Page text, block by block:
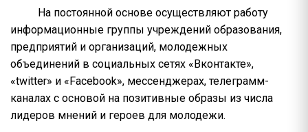
На постоянной основе осуществляют работу
информационные группы учреждений образования,
предприятий и организаций, молодежных
объединений в социальных сетях «Вконтакте»,
«twitter» и «Facebook», мессенджерах, телеграмм-
каналах с основой на позитивные образы из числа
лидеров мнений и героев для молодежи.